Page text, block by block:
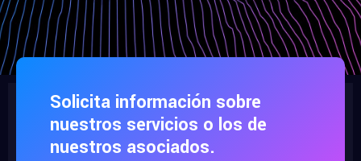
Solicita información sobre
nuestros servicios o los de
nuestros asociados.